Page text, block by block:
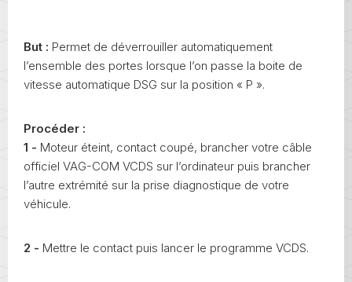
But : Permet de déverrouiller automatiquement
l’ensemble des portes lorsque l’on passe la boite de
vitesse automatique DSG sur la position « P ».
Procéder :
1 - Moteur éteint, contact coupé, brancher votre câble
officiel VAG-COM VCDS sur l’ordinateur puis brancher
l’autre extrémité sur la prise diagnostique de votre
véhicule.
2 - Mettre le contact puis lancer le programme VCDS.